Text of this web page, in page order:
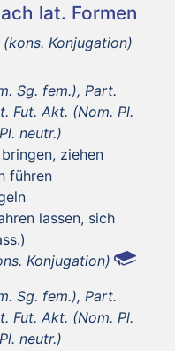
lat. Formen
(kons. Konjugation)
Sg. fem.), Part.
Fut. Akt. (Nom. Pl.
neutr.)
ziehen
führen
lassen, sich
Konjugation)
Sg. fem.), Part.
Fut. Akt. (Nom. Pl.
neutr.)